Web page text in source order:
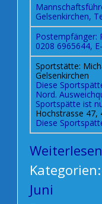
Gelsenkirchen,
Postempfänger:
0208 6965644,
Sportstätte:
Gelsenkirchen
Diese
Nord.
Sportspätte ist
Hochstrasse 47,
Diese
Weiterlesen
Kategorien:
Juni